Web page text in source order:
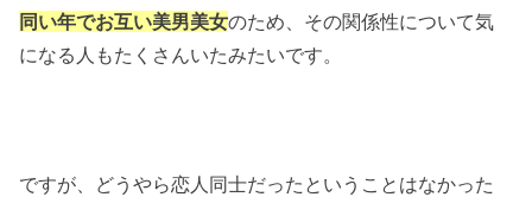
同い年でお互い美男美女のため、その関係性について気
になる人もたくさんいたみたいです。
ですが、どうやら恋人同士だったということはなかった